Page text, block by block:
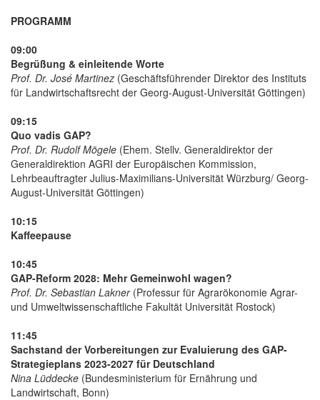
PROGRAMM
09:00
Begrüßung & einleitende Worte
Prof. Dr. José Martinez (Geschäftsführender Direktor des Instituts
für Landwirtschaftsrecht der Georg-August-Universität Göttingen)
09:15
Quo vadis GAP?
Prof. Dr. Rudolf Mögele (Ehem. Stellv. Generaldirektor der
Generaldirektion AGRI der Europäischen Kommission,
Lehrbeauftragter Julius-Maximilians-Universität Würzburg/ Georg-
August-Universität Göttingen)
10:15
Kaffeepause
10:45
GAP-Reform 2028: Mehr Gemeinwohl wagen?
Prof. Dr. Sebastian Lakner(Professur für Agrarökonomie Agrar-
und Umweltwissenschaftliche Fakultät Universität Rostock)
11:45
Sachstand der Vorbereitungen zur Evaluierung des GAP-
Strategieplans 2023-2027 für Deutschland
Nina Lüddecke (Bundesministerium für Ernährung und
Landwirtschaft, Bonn)